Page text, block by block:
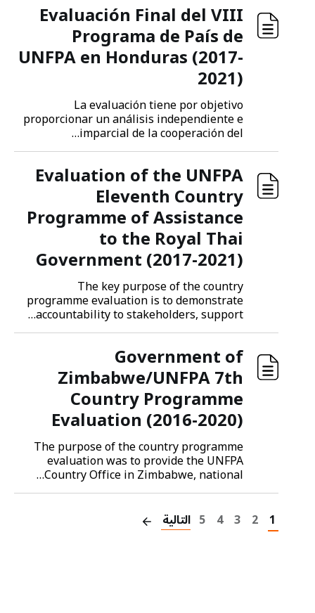
Evaluación Final del VIII
Programa de País de
UNFPA en Honduras (2017-
2021)
La evaluación tiene por objetivo
proporcionar un análisis independiente e
imparcial de la cooperación del…
Evaluation of the UNFPA
Eleventh Country
Programme of Assistance
to the Royal Thai
Government (2017-2021)
The key purpose of the country
programme evaluation is to demonstrate
accountability to stakeholders, support…
Government of
Zimbabwe/UNFPA 7th
Country Programme
Evaluation (2016-2020)
The purpose of the country programme
evaluation was to provide the UNFPA
Country Office in Zimbabwe, national…
Pagination
1
2
3
4
5 التالية